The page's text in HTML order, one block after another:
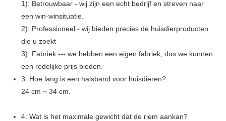
1): Betrouwbaar - wij zijn een echt bedrijf en streven naar
een win-winsituatie.
2): Professioneel - wij bieden precies de huisdierproducten
die u zoekt
3): Fabriek --- we hebben een eigen fabriek, dus we kunnen
een redelijke prijs bieden.
3: Hoe lang is een halsband voor huisdieren?
24 cm ~ 34 cm.
4: Wat is het maximale gewicht dat de riem aankan?